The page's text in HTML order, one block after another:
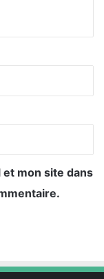
mon site dans